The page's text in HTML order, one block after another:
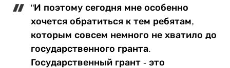
"И поэтому сегодня мне особенно
хочется обратиться к тем ребятам,
которым совсем немного не хватило до
государственного гранта.
Государственный грант - это